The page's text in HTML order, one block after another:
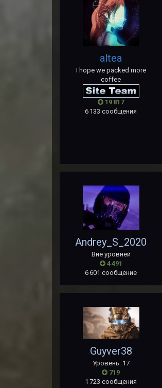
altea
I hope we packed more
coffee
19 817
6 133 сообщения
Andrey_S_2020
Вне уровней
4 491
6 601 сообщение
Guyver38
Уровень: 17
719
1 723 сообщения